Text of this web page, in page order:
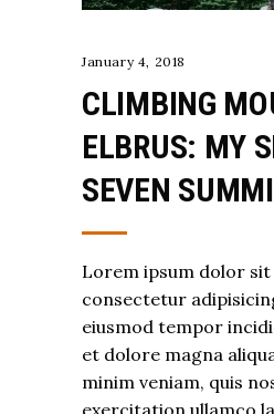
January 4, 2018
CLIMBING
ELBRUS: MY
SEVEN
Lorem ipsum dolor sit
consectetur
eiusmod tempor
et dolore magna
minim veniam, quis